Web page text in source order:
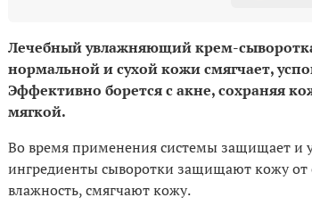
Лечебный увлажняющий крем-
нормальной и сухой кожи смягчает,
Эффективно борется с акне, сохраняя
мягкой.
Во время применения системы защищает и
ингредиенты сыворотки защищают кожу от
влажность, смягчают кожу.